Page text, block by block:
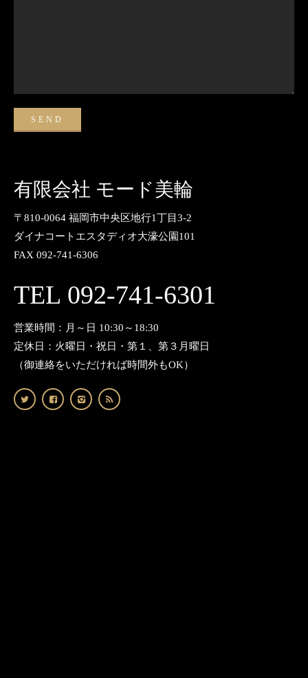
有限会社 モード美輪
〒810-0064 福岡市中央区地行1丁目3-2
ダイナコートエスタディオ大濠公園101
FAX 092-741-6306
TEL 092-741-6301
営業時間：月～日 10:30～18:30
定休日：火曜日・祝日・第１、第３月曜日
（御連絡をいただければ時間外もOK）